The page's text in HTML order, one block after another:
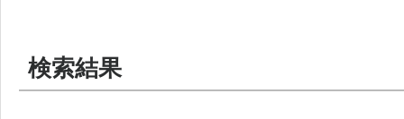
検索結果